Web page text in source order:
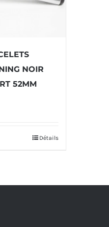
NOIR
52MM
Détails